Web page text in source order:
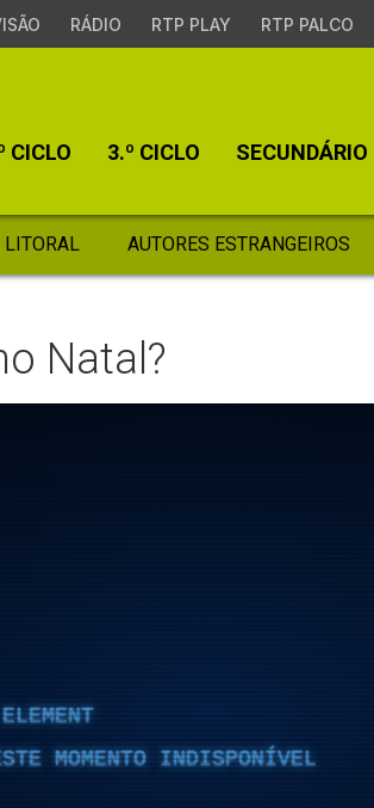
RÁDIO RTP PLAY RTP PALCO
CICLO 3.º CICLO SECUNDÁRIO
LITORAL AUTORES ESTRANGEIROS
Natal?
MOMENTO INDISPONÍVEL